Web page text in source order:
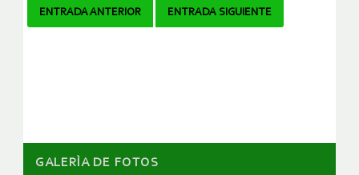
Navegador
ENTRADA ANTERIOR ENTRADA SIGUIENTE
GALERÌA DE FOTOS